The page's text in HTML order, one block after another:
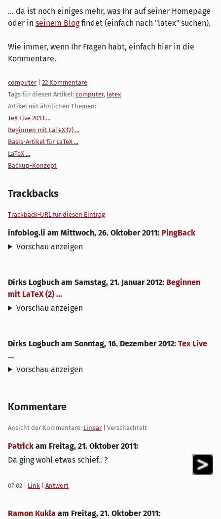
... da ist noch einiges mehr, was Ihr auf seiner Homepage
oder in seinem Blogfindet (einfach nach "latex" suchen).
Wie immer, wenn Ihr Fragen habt, einfach hier in die
Kommentare.
Kategorien:
computer
22 Kommentare
Tags für diesen Artikel: computer, latex
Artikel mit ähnlichen Themen:
TeX Live 2013 ...
Beginnen mit LaTeX (2) ...
Basis-Artikel für LaTeX ...
LaTeX ...
Backup-Konzept
Trackbacks
Trackback-URL für diesen Eintrag
infoblog.li am Mittwoch, 26. Oktober 2011: PingBack
Vorschau anzeigen
Dirks Logbuch am Samstag, 21. Januar 2012: Beginnen
mit LaTeX (2) ...
Vorschau anzeigen
Dirks Logbuch am Sonntag, 16. Dezember 2012: Tex Live
...
Vorschau anzeigen
Kommentare
Ansicht der Kommentare: Linear | Verschachtelt
Patrick am Freitag, 21. Oktober 2011:
Da ging wohl etwas schief.. ?
07:02 Link Antwort
Ramon Kukla am Freitag, 21. Oktober 2011: